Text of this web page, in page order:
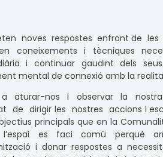
noves respostes enfront de les
coneixements i tècniques
i continuar gaudint dels
mental de connexió amb la
a aturar-nos i observar la
de dirigir les nostres accions i
principals que en la
es faci comú perquè
i donar respostes a